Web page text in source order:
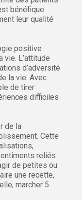
bénéfique
leur qualité
positive
vie. L’attitude
d’adversité
la vie. Avec
de tirer
difficiles
de la
Cette
reliés
de petites ou
une recette,
marcher 5